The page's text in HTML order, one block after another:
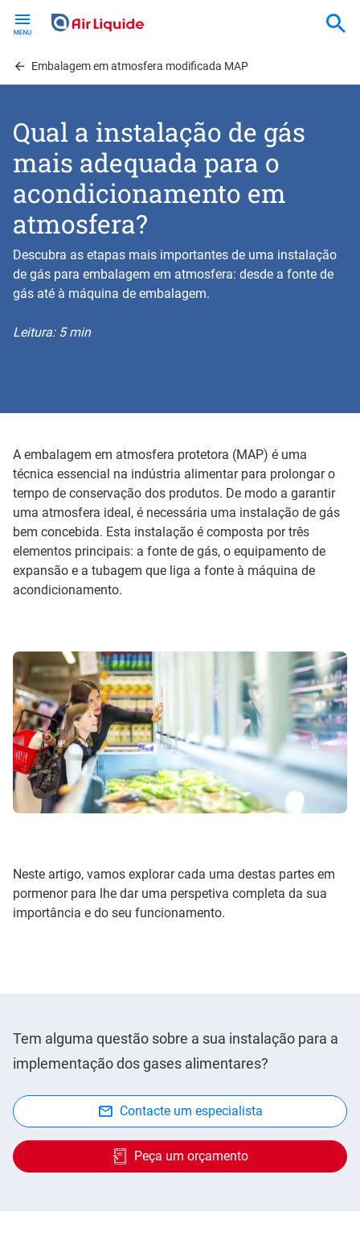
contentEmbalagem em atmosfera modificada MAP
Qual a instalação de gás
mais adequada para o
acondicionamento em
atmosfera?
Descubra as etapas mais importantes de uma instalação
de gás para embalagem em atmosfera: desde a fonte de
gás até à máquina de embalagem.
Leitura: 5 min
A embalagem em atmosfera protetora (MAP) é uma
técnica essencial na indústria alimentar para prolongar o
tempo de conservação dos produtos. De modo a garantir
uma atmosfera ideal, é necessária uma instalação de gás
bem concebida. Esta instalação é composta por três
elementos principais: a fonte de gás, o equipamento de
expansão e a tubagem que liga a fonte à máquina de
acondicionamento.
Neste artigo, vamos explorar cada uma destas partes em
pormenor para lhe dar uma perspetiva completa da sua
importância e do seu funcionamento.
Tem alguma questão sobre a sua instalação para a
implementação dos gases alimentares?
Contacte um especialista
Peça um orçamento